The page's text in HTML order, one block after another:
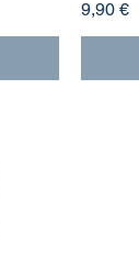
Prix
9,90 €